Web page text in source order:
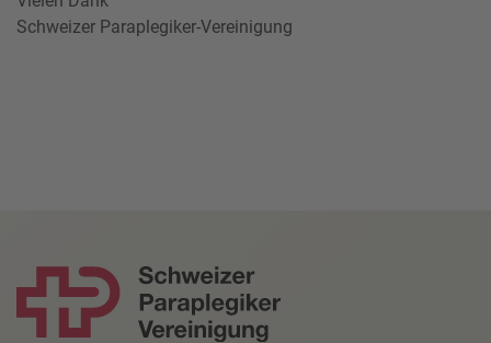
Schweizer Paraplegiker-Vereinigung